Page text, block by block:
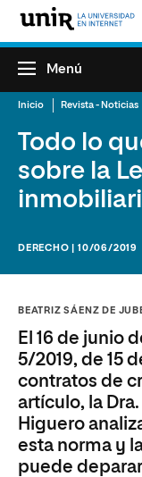
Menú
Inicio Revista - Noticias
Todo lo
sobre la
DERECHO | 10/06/2019
BEATRIZ SÁENZ DE
El 16 de junio
5/2019, de 15
contratos de
artículo, la
Higuero
esta norma y
puede